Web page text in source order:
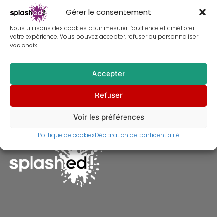
Gérer le consentement
Nous utilisons des cookies pour mesurer l’audience et améliorer
votre expérience. Vous pouvez accepter, refuser ou personnaliser
vos choix.
Accepter
Refuser
Voir les préférences
Politique de cookiesDéclaration de confidentialité
À partir de30,00€